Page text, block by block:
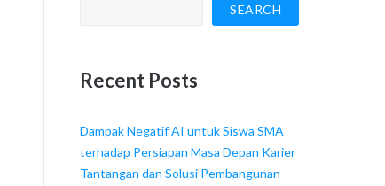
SEARCH
Recent Posts
Dampak Negatif AI untuk Siswa SMA
terhadap Persiapan Masa Depan Karier
Tantangan dan Solusi Pembangunan